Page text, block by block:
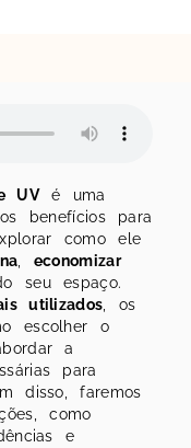
UVé uma
benefícios para
como ele
, economizar
seu espaço.
utilizados, os
escolher o
a
para
disso, faremos
como
e